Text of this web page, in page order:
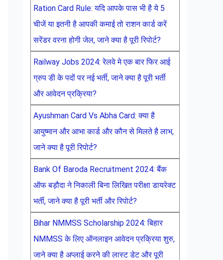
Ration Card Rule: यदि आपके पास भी है ये 5
चीजें या इतनी है आपकी कमाई तो राशन कार्ड करें
सरेंडर वरना होगी जेल, जाने क्या है पूरी रिपोर्ट?
Railway Jobs 2024: रेलवे मे एक बार फिर आई
ग्रुप डी के पदों पर नई भर्ती, जाने क्या है पूरी भर्ती
और आवेदन प्रक्रिया?
Ayushman Card Vs Abha Card: क्या है
आयुष्मान और आभा कार्ड और कौन से मिलते है लाभ,
जाने क्या है पूरी रिपोर्ट?
Bank Of Baroda Recruitment 2024: बैंक
ऑफ बड़ौदा ने निकाली बिना लिखित परीक्षा डायरेक्ट
भर्ती, जाने क्या है पूरी भर्ती और रिपोर्ट?
Bihar NMMSS Scholarship 2024: बिहार
NMMSS के लिए ऑनलाइन आवेदन प्रक्रिया शुरु,
जाने क्या है अप्लाई करने की लास्ट डेट और पूरी